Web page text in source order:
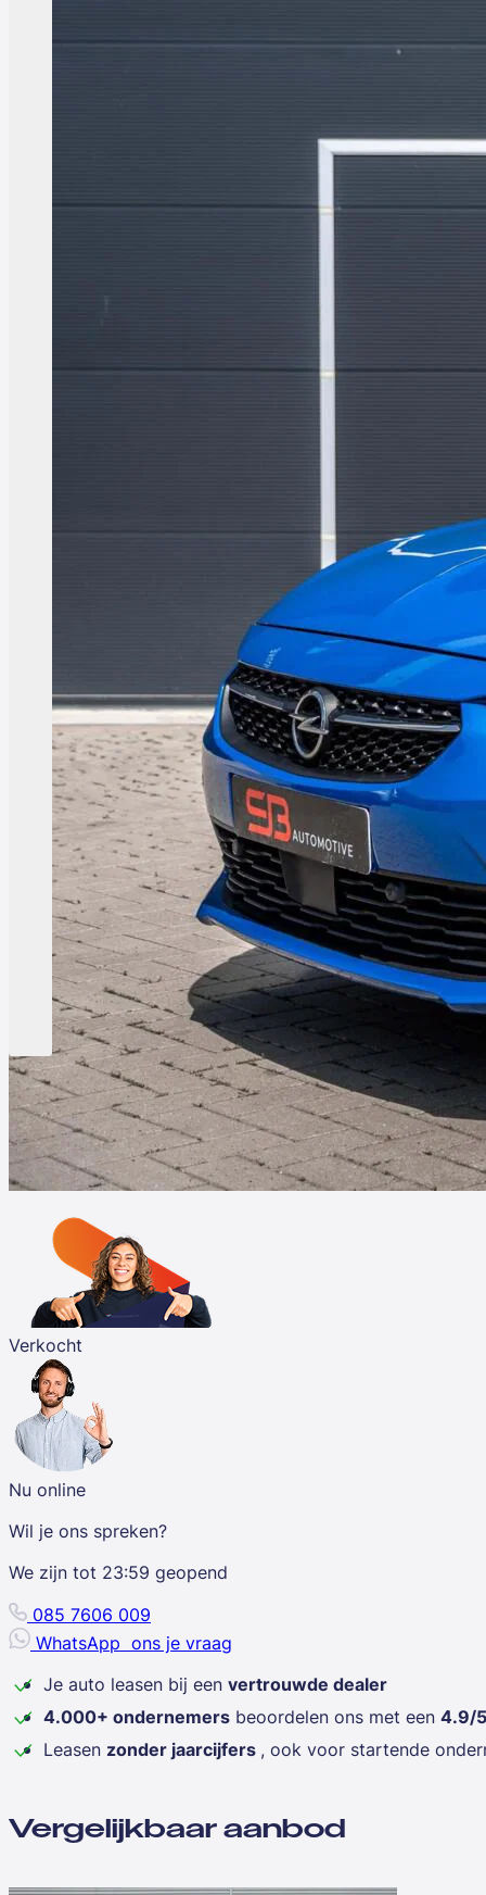
Verkocht
Nu online
Wil je ons spreken?
We zijn tot 23:59 geopend
085 7606 009
WhatsApp ons je vraag
Je auto leasen bij een vertrouwde dealer
4.000+ ondernemers beoordelen ons met een 4.9/5
Leasen zonder jaarcijfers , ook voor startende
Vergelijkbaar aanbod